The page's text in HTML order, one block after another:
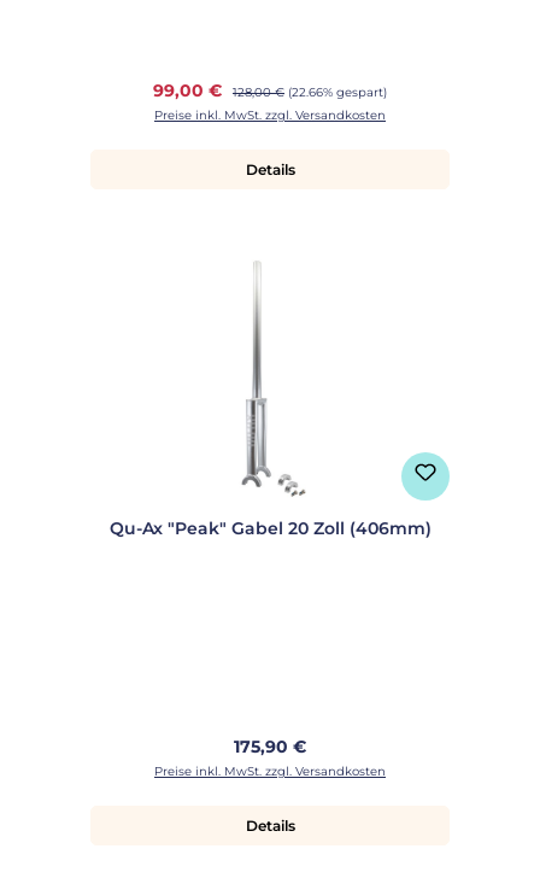
Verkaufspreis:
99,00 € Regulärer Preis:
128,00 € (22.66% gespart)
Preise inkl. MwSt. zzgl. Versandkosten
Details
Qu-Ax "Peak" Gabel 20 Zoll (406mm)
Regulärer Preis:
175,90 €
Preise inkl. MwSt. zzgl. Versandkosten
Details